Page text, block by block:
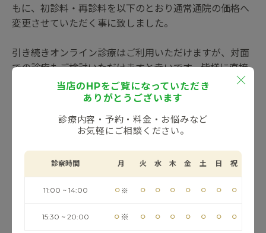
もに、初診料・再診料を以下のとおり通常通院の価格へ
変更させていただく事に致しました。
引き続きオンライン診療はご利用いただけますが、対面
での診療もご検討いただけますと幸いです。皆様に直接
お目にかかれることを心よりお待ち申し上げます。
オンライン診療【初診料】3,300円（税込）
【再診料】1,650円（税込）
オンライン診療に伴う送料・手数料
はお問い合わせください。
当店のHPをご覧になっていただき
ありがとうございます
診療内容・予約・料金・お悩みなど
お気軽にご相談ください。
診察時間 月 火 水 木 金 土 日 祝
11:00 ~ 14:00 ⚪︎ ※ ⚪︎ ⚪︎ ⚪︎ ⚪︎ ⚪︎ ⚪︎ ⚪︎
15:30 ~ 20:00 ⚪︎ ※ ⚪︎ ⚪︎ ⚪︎ ⚪︎ ⚪︎ ⚪︎ ⚪︎